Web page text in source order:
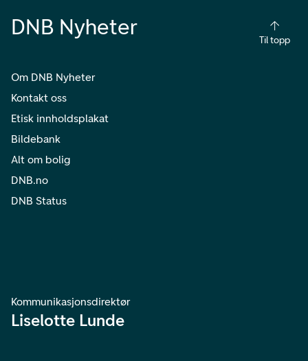
DNB Nyheter
Til topp
Om DNB Nyheter
Kontakt oss
Etisk innholdsplakat
Bildebank
Alt om bolig
DNB.no
DNB Status
Kommunikasjonsdirektør
Liselotte Lunde